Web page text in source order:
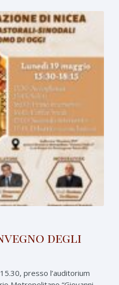
degli
presso l’auditorium